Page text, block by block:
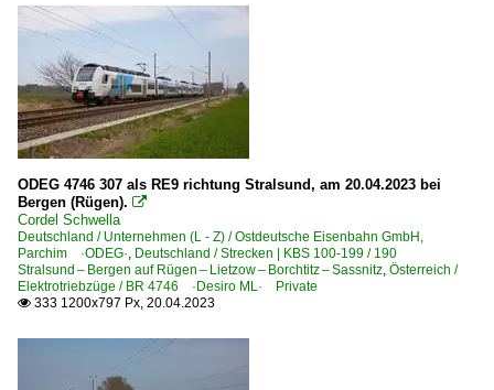
ODEG 4746 307 als RE9 richtung Stralsund, am 20.04.2023 bei
Bergen (Rügen). 
Cordel Schwella
Deutschland / Unternehmen (L - Z) / Ostdeutsche Eisenbahn GmbH,
Parchim ·ODEG·, Deutschland / Strecken | KBS 100-199 / 190
Stralsund – Bergen auf Rügen – Lietzow – Borchtitz – Sassnitz, Österreich /
Elektrotriebzüge / BR 4746 ·Desiro ML· Private
 333 1200x797 Px, 20.04.2023